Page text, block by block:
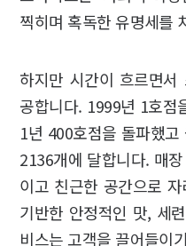
찍히며 혹독한 유명세를
하지만 시간이 흐르면
공합니다. 1999년 1호
1년 400호점을 돌파했
2136개에 달합니다. 매
이고 친근한 공간으로
기반한 안정적인 맛, 세
비스는 고객을 끌어들이